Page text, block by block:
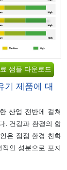
샘플 다운로드
기 제품에 대
산업 전반에 걸쳐
. 건강과 환경의 합
은 점점 환경 친화
인 성분으로 포지